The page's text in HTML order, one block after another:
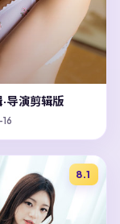
导演剪辑版
8.1